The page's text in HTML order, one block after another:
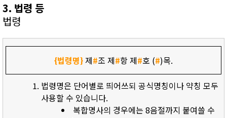
3. 법령 등
법령
{법령명}제#조 제#항 제#호 (#)목.
법령명은 단어별로 띄어쓰되 공식명칭이나 약칭 모두
사용할 수 있습니다.
복합명사의 경우에는 8음절까지 붙여쓸 수